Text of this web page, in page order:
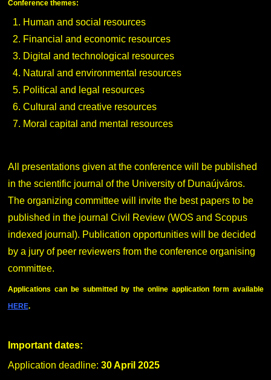
Conference themes:
Human and social resources
Financial and economic resources
Digital and technological resources
Natural and environmental resources
Political and legal resources
Cultural and creative resources
Moral capital and mental resources
All presentations given at the conference will be published
in the scientific journal of the University of Dunaújváros.
The organizing committee will invite the best papers to be
published in the journal Civil Review (WOS and Scopus
indexed journal). Publication opportunities will be decided
by a jury of peer reviewers from the conference organising
committee.
Applications can be submitted by the online application form available
HERE.
Important dates:
Application deadline: 30 April 2025